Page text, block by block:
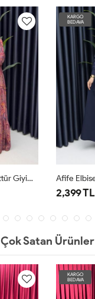
Mahya Elbise Tesettür Giyim Bordo
KARGO
BEDAVA
2,399 TL
Çok Satan Ürünler
KARGO
BEDAVA